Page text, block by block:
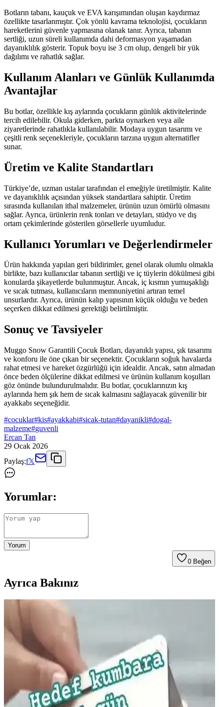
Botların tabanı, kauçuk ve EVA karışımından oluşan kaydırmaz
özellikte tasarlanmıştır. Çok yönlü kavrama teknolojisi, çocukların
hareketlerini güvenle yapmasına olanak tanır. Ayrıca, tabanın
sertliği, uzun süreli kullanımda dahi deformasyon yaşamadan
dayanıklılık gösterir. Topuk boyu ise 3 cm olup, dengeli bir yük
dağılımı ve rahatlık sağlar.
Kullanım Alanları ve Günlük Kullanımda
Avantajlar
Bu botlar, özellikle kış aylarında çocukların günlük aktivitelerinde
tercih edilebilir. Okula giderken, parkta oynarken veya aile
ziyaretlerinde rahatlıkla kullanılabilir. Modaya uygun tasarımı ve
çeşitli renk seçenekleriyle, çocukların tarzına uygun alternatifler
sunar.
Üretim ve Kalite Standartları
Türkiye’de, uzman ustalar tarafından el emeğiyle üretilmiştir. Kalite
ve dayanıklılık açısından yüksek standartlara sahiptir. Üretim
sırasında kullanılan ithal malzemeler, ürünün uzun ömürlü olmasını
sağlar. Ayrıca, ürünlerin renk tonları ve detayları, stüdyo ve dış
ortam çekimlerinde gösterilen görsellerle uyumludur.
Kullanıcı Yorumları ve Değerlendirmeler
Ürün hakkında yapılan geri bildirimler, genel olarak olumlu olmakla
birlikte, bazı kullanıcılar tabanın sertliği ve iç tüylerin dökülmesi gibi
konularda şikayetlerde bulunmuştur. Ancak, iç kısmın yumuşaklığı
ve sıcak tutması, kullanıcıların memnuniyetini artıran temel
unsurlardır. Ayrıca, ürünün kalıp yapısının küçük olduğu ve beden
seçerken dikkat edilmesi gerektiği belirtilmiştir.
Sonuç ve Tavsiyeler
Muggo Snow Garantili Çocuk Botları, dayanıklı yapısı, şık tasarımı
ve konforu ile öne çıkan bir seçenektir. Çocukların soğuk havalarda
rahat etmesi ve hareket özgürlüğü için idealdir. Ancak, satın almadan
önce beden ölçülerine dikkat edilmesi ve ürünün kullanım koşulları
göz önünde bulundurulmalıdır. Bu botlar, çocuklarınızın kış
aylarında hem şık hem de sıcak kalmasını sağlayacak güvenilir bir
ayakkabı seçeneğidir.
#cocuklar#kis#ayakkabi#sicak-tutan#dayanikli#dogal-
malzeme#guvenli
Ercan Tan
29 Ocak 2026
Paylaş:f𝕏
Yorumlar:
Yorum
0 Beğen
Ayrıca Bakınız
Çocuklar İçin Güvenli ve Etkili Boğaz Spreyleri:
Kullanım ve Güvenlik Rehberi
Çocuklar için güvenli ve doğal içeriklerle formüle edilen boğaz
spreyleri, tahrişi hafifletir ve rahatlatır. Kullanım talimatlarına
uyulduğunda güvenlidir, ebeveynler ve doktorlar tarafından tercih
Cocopops Kahvaltılık Gevrekler: Çocuklar ve
Yetişkinler İçin Pratik ve Lezzetli Seçenekler